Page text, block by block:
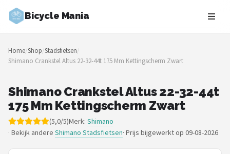
Bicycle Mania
Zoeken
NAVIGATIE
Merken
Blog
Fietsroutes
Home/Shop/Stadsfietsen/
Shimano Crankstel Altus 22-32-44t 175 Mm Kettingscherm Zwart
Shimano Crankstel Altus 22-32-44t
175 Mm Kettingscherm Zwart
(5,0/5)Merk: Shimano
· Bekijk andere Shimano Stadsfietsen· Prijs bijgewerkt op 09-08-2026